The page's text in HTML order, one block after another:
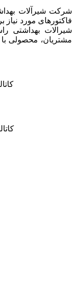
شرکت شیرآلات
فاکتورهای مورد نیاز
شیرالات بهداشتی
مشتریان، محصولی با